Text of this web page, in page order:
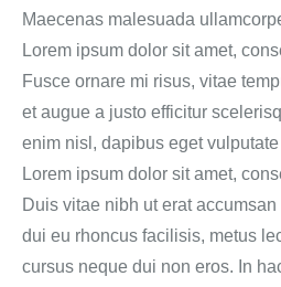
Maecenas malesuada
Lorem ipsum dolor sit amet,
Fusce ornare mi risus, vitae
et augue a justo efficitur
enim nisl, dapibus eget
Lorem ipsum dolor sit amet,
Duis vitae nibh ut erat
dui eu rhoncus facilisis, metus
cursus neque dui non eros. In